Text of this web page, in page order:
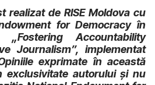
realizat de RISE Moldova cu
for Democracy în
Accountability
Journalism”, implementat
exprimate în această
exclusivitate autorului şi nu